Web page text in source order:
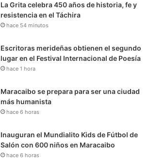
La Grita celebra 450 años de historia, fe y
resistencia en el Táchira
hace 54 minutos
Escritoras merideñas obtienen el segundo
lugar en el Festival Internacional de Poesía
hace 1 hora
Maracaibo se prepara para ser una ciudad
más humanista
hace 6 horas
Inauguran el Mundialito Kids de Fútbol de
Salón con 600 niños en Maracaibo
hace 6 horas